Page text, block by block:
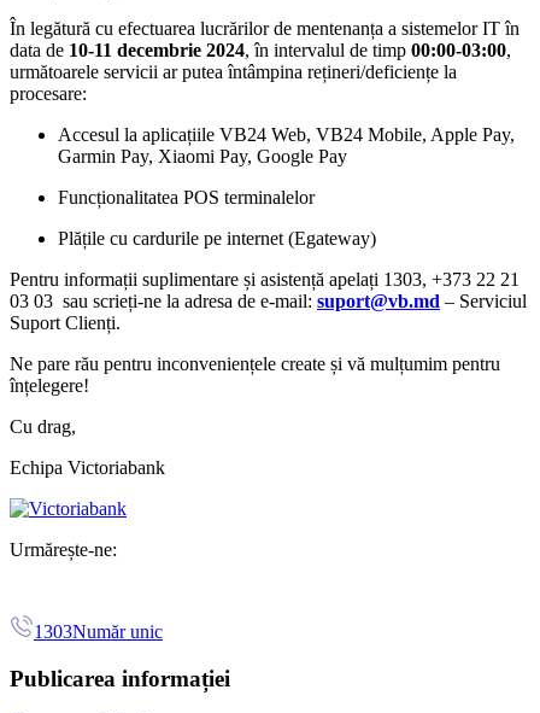
În legătură cu efectuarea lucrărilor de mentenanța a sistemelor IT în
data de 10-11 decembrie 2024, în intervalul de timp 00:00-03:00,
următoarele servicii ar putea întâmpina rețineri/deficiențe la
procesare:
Accesul la aplicațiile VB24 Web, VB24 Mobile, Apple Pay,
Garmin Pay, Xiaomi Pay, Google Pay
Funcționalitatea POS terminalelor
Plățile cu cardurile pe internet (Egateway)
Pentru informații suplimentare și asistență apelați 1303, +373 22 21
03 03 sau scrieți-ne la adresa de e-mail: suport@vb.md – Serviciul
Suport Clienți.
Ne pare rău pentru inconveniențele create și vă mulțumim pentru
înțelegere!
Cu drag,
Echipa Victoriabank
Urmărește-ne:
1303Număr unic
Publicarea informației